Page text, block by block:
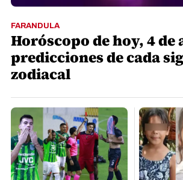
FARANDULA
Horóscopo de hoy, 4 de
predicciones de cada
zodiacal